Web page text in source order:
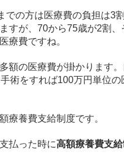
での方は医療費の負担は3
すが、70から75歳が2割
療費ですね。
額の医療費が掛かります
術をすれば100万円単位
療養費支給制度です。
払った時に高額療養費支